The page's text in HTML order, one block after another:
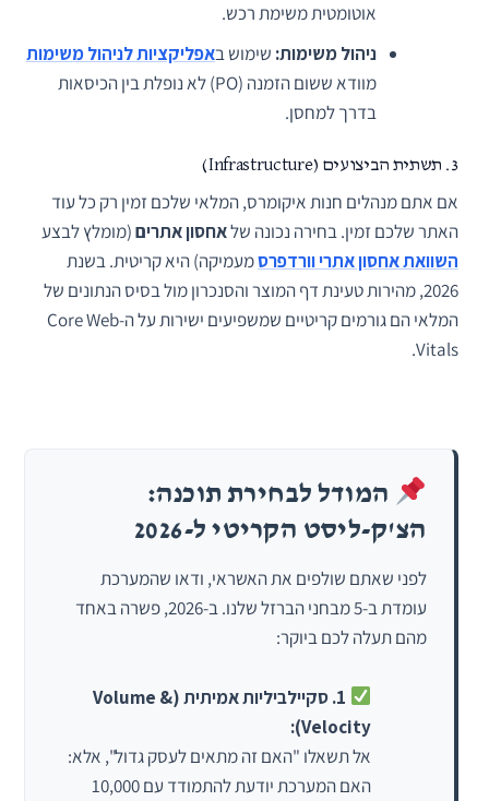
אוטומטית משימת רכש.
ניהול משימות: שימוש באפליקציות לניהול משימות
מוודא ששום הזמנה (PO) לא נופלת בין הכיסאות
בדרך למחסן.
3. תשתית הביצועים (Infrastructure)
אם אתם מנהלים חנות איקומרס, המלאי שלכם זמין רק כל עוד
האתר שלכם זמין. בחירה נכונה שלאחסון אתרים(מומלץ לבצע
השוואת אחסון אתרי וורדפרסמעמיקה) היא קריטית. בשנת
2026, מהירות טעינת דף המוצר והסנכרון מול בסיס הנתונים של
המלאי הם גורמים קריטיים שמשפיעים ישירות על ה-Core Web
Vitals.
המודל לבחירת תוכנה:
הצ'ק-ליסט הקריטי ל-2026
לפני שאתם שולפים את האשראי, ודאו שהמערכת
עומדת ב-5 מבחני הברזל שלנו. ב-2026, פשרה באחד
מהם תעלה לכם ביוקר:
1. סקיילביליות אמיתית (Volume &
Velocity):
אל תשאלו "האם זה מתאים לעסק גדול", אלא:
האם המערכת יודעת להתמודד עם 10,000